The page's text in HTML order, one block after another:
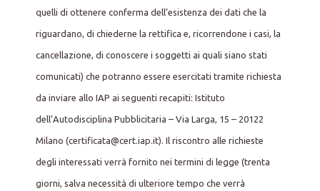
quelli di ottenere conferma dell’esistenza dei dati che la
riguardano, di chiederne la rettifica e, ricorrendone i casi, la
cancellazione, di conoscere i soggetti ai quali siano stati
comunicati) che potranno essere esercitati tramite richiesta
da inviare allo IAP ai seguenti recapiti: Istituto
dell’Autodisciplina Pubblicitaria – Via Larga, 15 – 20122
Milano (certificata@cert.iap.it). Il riscontro alle richieste
degli interessati verrà fornito nei termini di legge (trenta
giorni, salva necessità di ulteriore tempo che verrà